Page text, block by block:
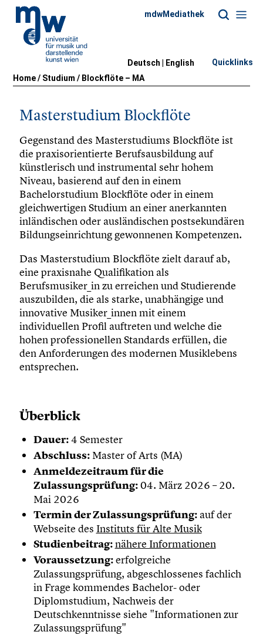
Home/ Studium / Blockflöte – MA
mdwMediathek
Deutsch | English Quicklinks
Masterstudium Blockflöte
Gegenstand des Masterstudiums Blockflöte ist
die praxisorientierte Berufsausbildung auf
künstlerisch und instrumental sehr hohem
Niveau, basierend auf den in einem
Bachelorstudium Blockflöte oder in einem
gleichwertigen Studium an einer anerkannten
inländischen oder ausländischen postsekundären
Bildungseinrichtung gewonnenen Kompetenzen.
Das Masterstudium Blockflöte zielt darauf ab,
eine praxisnahe Qualifikation als
Berufsmusiker_in zu erreichen und Studierende
auszubilden, die als starke, unabhängige und
innovative Musiker_innen mit einem
individuellen Profil auftreten und welche die
hohen professionellen Standards erfüllen, die
den Anforderungen des modernen Musiklebens
entsprechen.
Überblick
Dauer:4 Semester
Abschluss:Master of Arts (MA)
Anmeldezeitraum für die
Zulassungsprüfung:04. März 2026 – 20.
Mai 2026
Termin der Zulassungsprüfung:auf der
Webseite des Instituts für Alte Musik
Studienbeitrag:nähere Informationen
Voraussetzung:erfolgreiche
Zulassungsprüfung, abgeschlossenes fachlich
in Frage kommendes Bachelor- oder
Diplomstudium, Nachweis der
Deutschkenntnisse siehe "Informationen zur
Zulassungsprüfung"